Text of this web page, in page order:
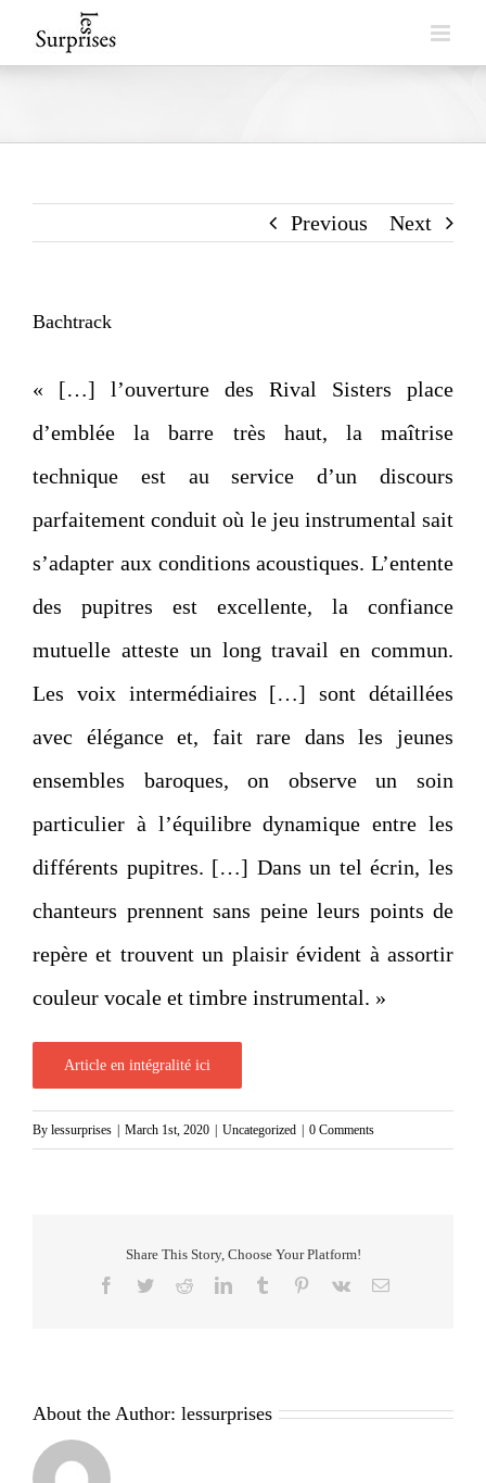
to
Previous Next
Bachtrack
« […] l’ouverture des Rival Sisters place
d’emblée la barre très haut, la maîtrise
technique est au service d’un discours
parfaitement conduit où le jeu instrumental sait
s’adapter aux conditions acoustiques. L’entente
des pupitres est excellente, la confiance
mutuelle atteste un long travail en commun.
Les voix intermédiaires […] sont détaillées
avec élégance et, fait rare dans les jeunes
ensembles baroques, on observe un soin
particulier à l’équilibre dynamique entre les
différents pupitres. […] Dans un tel écrin, les
chanteurs prennent sans peine leurs points de
repère et trouvent un plaisir évident à assortir
couleur vocale et timbre instrumental. »
Article en intégralité ici
By lessurprises March 1st, 2020 Uncategorized 0 Comments
Share This Story, Choose Your Platform!
Facebook
TwitterRedditLinkedInTumblr Pinterest
Vk Email
About the Author: lessurprises